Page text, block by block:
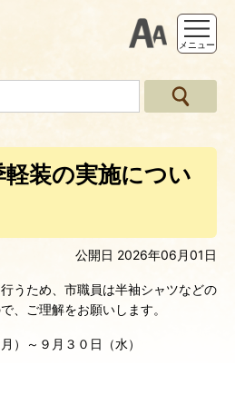
支援ツー
メニュー
装の実施につい
公開日 2026年06月01日
うため、市職員は半袖シャツなどの
、ご理解をお願いします。
～９月３０日（水）